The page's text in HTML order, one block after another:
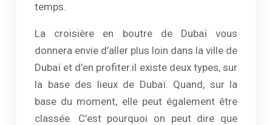
temps.
La croisière en boutre de Dubaï vous
donnera envie d’aller plus loin dans la ville de
Dubaï et d’en profiter.il existe deux types, sur
la base des lieux de Dubaï. Quand, sur la
base du moment, elle peut également être
classée. C’est pourquoi on peut dire que